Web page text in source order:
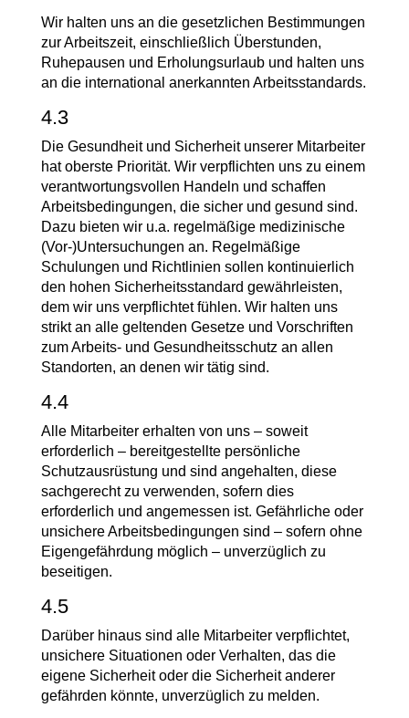
Wir halten uns an die gesetzlichen Bestimmungen
zur Arbeitszeit, einschließlich Überstunden,
Ruhepausen und Erholungsurlaub und halten uns
an die international anerkannten Arbeitsstandards.
4.3
Die Gesundheit und Sicherheit unserer Mitarbeiter
hat oberste Priorität. Wir verpflichten uns zu einem
verantwortungsvollen Handeln und schaffen
Arbeitsbedingungen, die sicher und gesund sind.
Dazu bieten wir u.a. regelmäßige medizinische
(Vor-)Untersuchungen an. Regelmäßige
Schulungen und Richtlinien sollen kontinuierlich
den hohen Sicherheitsstandard gewährleisten,
dem wir uns verpflichtet fühlen. Wir halten uns
strikt an alle geltenden Gesetze und Vorschriften
zum Arbeits- und Gesundheitsschutz an allen
Standorten, an denen wir tätig sind.
4.4
Alle Mitarbeiter erhalten von uns – soweit
erforderlich – bereitgestellte persönliche
Schutzausrüstung und sind angehalten, diese
sachgerecht zu verwenden, sofern dies
erforderlich und angemessen ist. Gefährliche oder
unsichere Arbeitsbedingungen sind – sofern ohne
Eigengefährdung möglich – unverzüglich zu
beseitigen.
4.5
Darüber hinaus sind alle Mitarbeiter verpflichtet,
unsichere Situationen oder Verhalten, das die
eigene Sicherheit oder die Sicherheit anderer
gefährden könnte, unverzüglich zu melden.